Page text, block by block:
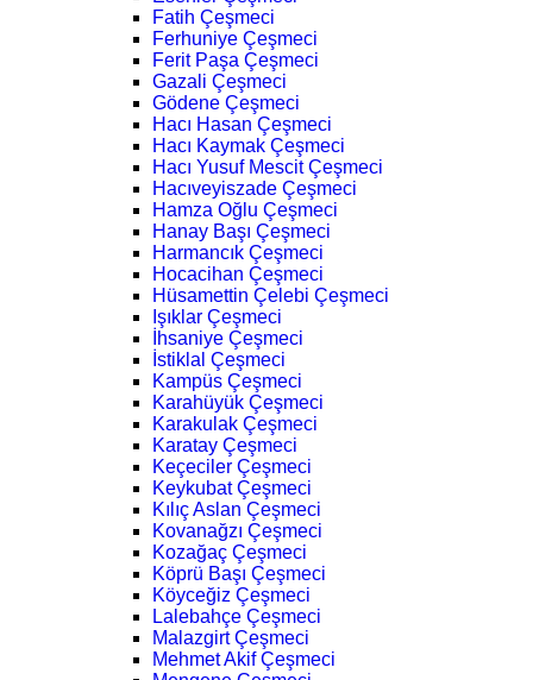
Fatih Çeşmeci
Ferhuniye Çeşmeci
Ferit Paşa Çeşmeci
Gazali Çeşmeci
Gödene Çeşmeci
Hacı Hasan Çeşmeci
Hacı Kaymak Çeşmeci
Hacı Yusuf Mescit Çeşmeci
Hacıveyiszade Çeşmeci
Hamza Oğlu Çeşmeci
Hanay Başı Çeşmeci
Harmancık Çeşmeci
Hocacihan Çeşmeci
Hüsamettin Çelebi Çeşmeci
Işıklar Çeşmeci
İhsaniye Çeşmeci
İstiklal Çeşmeci
Kampüs Çeşmeci
Karahüyük Çeşmeci
Karakulak Çeşmeci
Karatay Çeşmeci
Keçeciler Çeşmeci
Keykubat Çeşmeci
Kılıç Aslan Çeşmeci
Kovanağzı Çeşmeci
Kozağaç Çeşmeci
Köprü Başı Çeşmeci
Köyceğiz Çeşmeci
Lalebahçe Çeşmeci
Malazgirt Çeşmeci
Mehmet Akif Çeşmeci